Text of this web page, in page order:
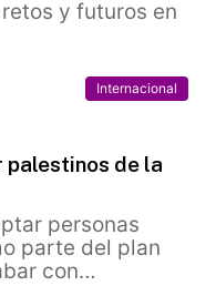
y futuros en
Internacional
de la
personas
parte del plan
con…